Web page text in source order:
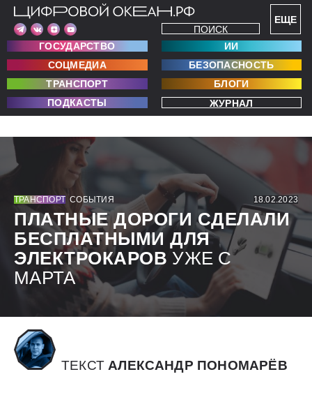
ЕЩЕ
ПОИСК
ГОСУДАРСТВО
ИИ
СОЦМЕДИА
БЕЗОПАСНОСТЬ
ТРАНСПОРТ
БЛОГИ
ПОДКАСТЫ
ЖУРНАЛ
ТРАНСПОРТ СОБЫТИЯ 18.02.2023
ПЛАТНЫЕ ДОРОГИ СДЕЛАЛИ
БЕСПЛАТНЫМИ ДЛЯ
ЭЛЕКТРОКАРОВ УЖЕ С
МАРТА
ТЕКСТ АЛЕКСАНДР ПОНОМАРЁВ